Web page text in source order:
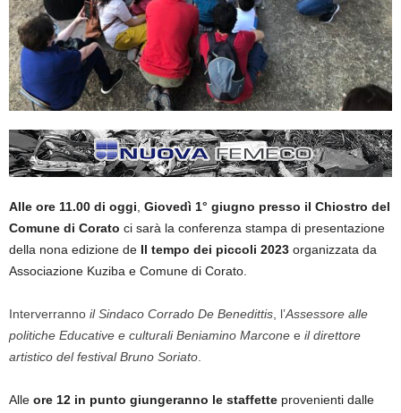
Alle ore 11.00 di oggi Giovedì 1° giugno presso il Chiostro del
Comune di Corato ci sarà la conferenza stampa di presentazione
della nona edizione de Il tempo dei piccoli 2023 organizzata da
Associazione Kuziba e Comune di Corato.
Interverranno il Sindaco Corrado De Benedittis , l’Assessore alle
politiche Educative e culturali Beniamino Marcone e il direttore
artistico del festival Bruno Soriato
Alle ore 12 in punto giungeranno le staffette provenienti dalle